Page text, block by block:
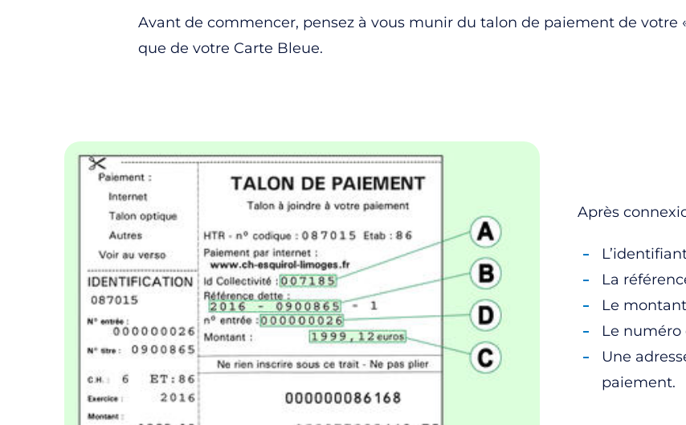
Avant de commencer, pensez à vous munir du talon de paiement de votre
que de votre Carte Bleue.
Après
La
Le
Le numéro
Une
paiement.